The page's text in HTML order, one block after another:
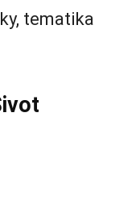
tematika